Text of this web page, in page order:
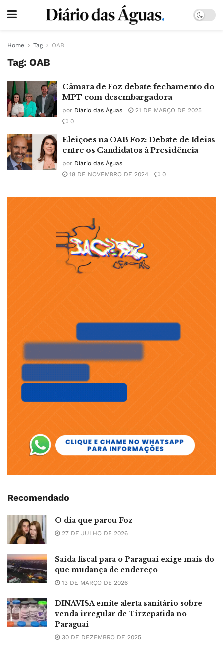
Home Tag OAB
Tag: OAB
Câmara de Foz debate fechamento do
MPT com desembargadora
por Diário das Águas
21 DE MARÇO DE 2025
0
Eleições na OAB Foz: Debate de Ideias
entre os Candidatos à Presidência
por Diário das Águas
18 DE NOVEMBRO DE 2024
0
Recomendado
O dia que parou Foz
27 DE JULHO DE 2026
Saída fiscal para o Paraguai exige mais do
que mudança de endereço
13 DE MARÇO DE 2026
DINAVISA emite alerta sanitário sobre
venda irregular de Tirzepatida no
Paraguai
30 DE DEZEMBRO DE 2025